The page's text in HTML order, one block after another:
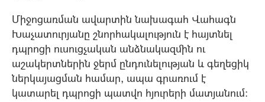
Միջոցառման ավարտին նախագահ Վահագն
Խաչատուրյանը շնորհակալություն է հայտնել
դպրոցի ուսուցչական անձնակազմին ու
աշակերտներին ջերմ ընդունելության և գեղեցիկ
ներկայացման համար, ապա գրառում է
կատարել դպրոցի պատվո հյուրերի մատյանում: